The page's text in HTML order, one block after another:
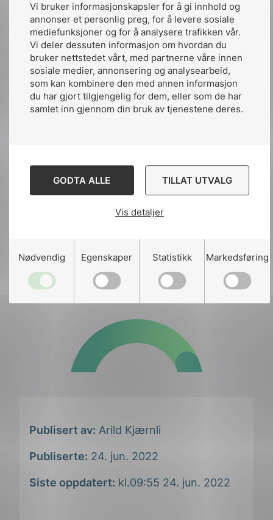
Vi bruker informasjonskapsler for å gi innhold og
annonser et personlig preg, for å levere sosiale
mediefunksjoner og for å analysere trafikken vår.
Vi deler dessuten informasjon om hvordan du
bruker nettstedet vårt, med partnerne våre innen
sosiale medier, annonsering og analysearbeid,
som kan kombinere den med annen informasjon
du har gjort tilgjengelig for dem, eller som de har
samlet inn gjennom din bruk av tjenestene deres.
GODTA ALLE TILLAT UTVALG
Vis detaljer
Nødvendig Egenskaper Statistikk Markedsføring
som er relevante for norske virksomheter:
IEC 60152:2021 ED 2 Designation of phase
differences by hour numbers in three-phase
AC systems
IEC 60445:2021 ED 7 Basic and safety
principles for man-machine interface,
IEC 60757:2021 ED 2 Code for designation
of colours
installations and equipment and industrial
products – Structuring principles and
reference designations – Part 1: Basic rules
Publisert av: Arild Kjærnli
Publiserte: 24. jun. 2022
Siste oppdatert: kl.09:55 24. jun. 2022